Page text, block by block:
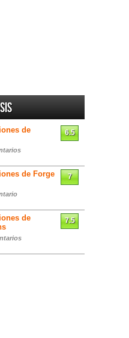
de
6.5
de Forge
7
de
7.5